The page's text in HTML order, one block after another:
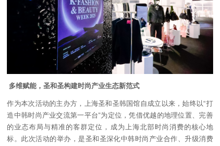
多维赋能，圣和圣构建时尚产业生态新范式
作为本次活动的主办方，上海圣和圣韩国馆自成立以来，始终以“打
造中韩时尚产业交流第一平台”为定位，凭借优越的地理位置、完善
的业态布局与精准的客群定位，成为上海北部时尚消费的核心地
标。此次活动的举办，是圣和圣深化中韩时尚产业合作、升级消费